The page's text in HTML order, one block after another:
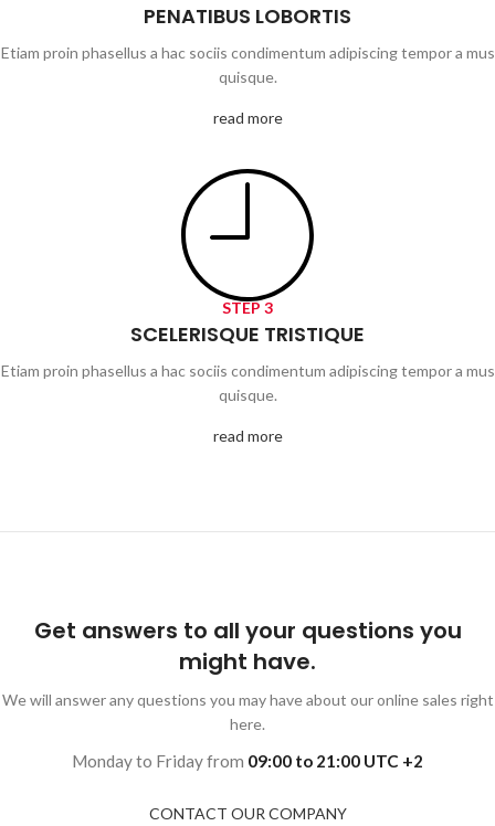
PENATIBUS LOBORTIS
Etiam proin phasellus a hac sociis condimentum adipiscing tempor a mus
quisque.
read more
STEP 3
SCELERISQUE TRISTIQUE
Etiam proin phasellus a hac sociis condimentum adipiscing tempor a mus
quisque.
read more
Get answers to all your questions you
might have.
We will answer any questions you may have about our online sales right
here.
Monday to Friday from 09:00 to 21:00 UTC +2
CONTACT OUR COMPANY